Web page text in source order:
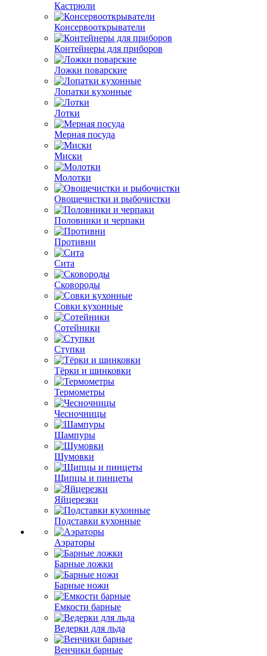
Кастрюли
Консервооткрыватели
Контейнеры для приборов
Ложки поварские
Лопатки кухонные
Лотки
Мерная посуда
Миски
Молотки
Овощечистки и рыбочистки
Половники и черпаки
Противни
Сита
Сковороды
Совки кухонные
Сотейники
Ступки
Тёрки и шинковки
Термометры
Чесночницы
Шампуры
Шумовки
Щипцы и пинцеты
Яйцерезки
Подставки кухонные
Аэраторы
Барные ложки
Барные ножи
Емкости барные
Ведерки для льда
Венчики барные